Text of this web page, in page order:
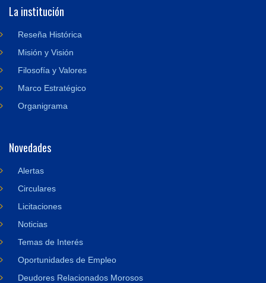
La institución
Reseña Histórica
Misión y Visión
Filosofía y Valores
Marco Estratégico
Organigrama
Novedades
Alertas
Circulares
Licitaciones
Noticias
Temas de Interés
Oportunidades de Empleo
Deudores Relacionados Morosos